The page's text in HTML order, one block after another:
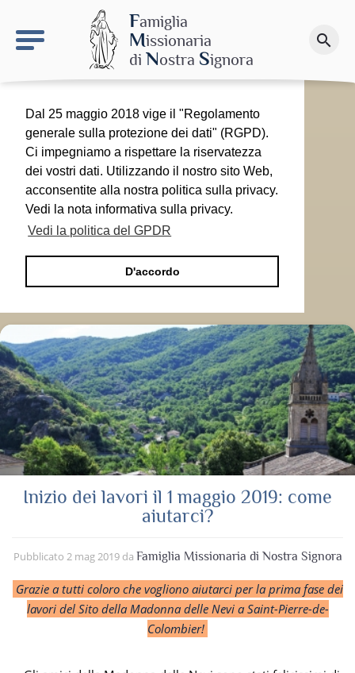
Famiglia
Missionaria
diNostra Signora
search
Fai una donazione
Dal 25 maggio 2018 vige il "Regolamento
generale sulla protezione dei dati" (RGPD).
Ci impegniamo a rispettare la riservatezza
dei vostri dati. Utilizzando il nostro sito Web,
acconsentite alla nostra politica sulla privacy.
Vedi la nota informativa sulla privacy.
Vedi la politica del GPDR
D'accordo
Inizio dei lavori il 1 maggio 2019: come
aiutarci?
Pubblicato 2 mag 2019 da Famiglia Missionaria di Nostra Signora
Grazie a tutti coloro che vogliono aiutarci per la prima fase dei
lavori del Sito della Madonna delle Nevi a Saint-Pierre-de-
Colombier!